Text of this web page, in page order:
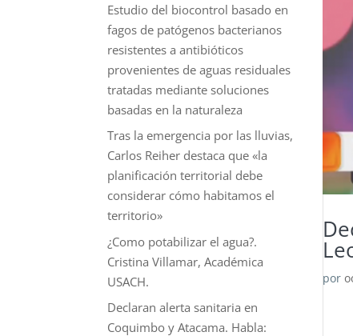
por
Estudio del biocontrol basado en
fagos de patógenos bacterianos
resistentes a antibióticos
provenientes de aguas residuales
tratadas mediante soluciones
basadas en la naturaleza
Tras la emergencia por las lluvias,
Carlos Reiher destaca que «la
planificación territorial debe
considerar cómo habitamos el
territorio»
¿Como potabilizar el agua?.
Cristina Villamar, Académica
USACH.
Declaran alerta sanitaria en
Coquimbo y Atacama. Habla: